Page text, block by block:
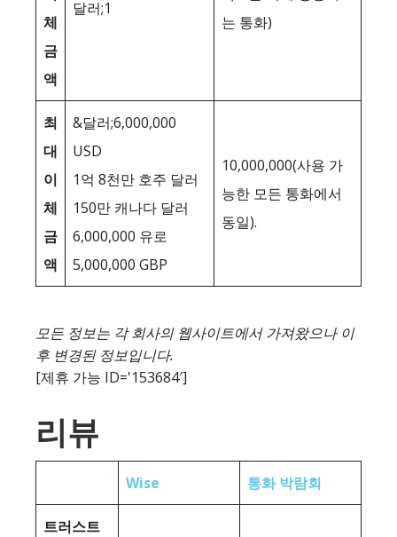
체
금
액
달러;1
는 통화)
최
대
이
체
금
액
&달러;6,000,000
USD
1억 8천만 호주 달러
150만 캐나다 달러
6,000,000 유로
5,000,000 GBP
10,000,000(사용 가
능한 모든 통화에서
동일).
모든 정보는 각 회사의 웹사이트에서 가져왔으나 이
후 변경된 정보입니다.
[제휴 가능 ID='153684′]
리뷰
Wise 통화 박람회
트러스트